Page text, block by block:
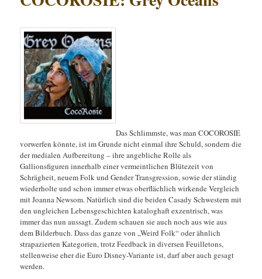
Das Schlimmste, was man COCOROSIE
vorwerfen könnte, ist im Grunde nicht einmal ihre Schuld, sondern die
der medialen Aufbereitung – ihre angebliche Rolle als
Gallionsfiguren innerhalb einer vermeintlichen Blütezeit von
Schrägheit, neuem Folk und Gender Transgression, sowie der ständig
wiederholte und schon immer etwas oberflächlich wirkende Vergleich
mit Joanna Newsom. Natürlich sind die beiden Casady Schwestern mit
den ungleichen Lebensgeschichten kataloghaft exzentrisch, was
immer das nun aussagt. Zudem schauen sie auch noch aus wie aus
dem Bilderbuch.Dass das ganze von „Weird Folk“ oder ähnlich
strapazierten Kategorien, trotz Feedback in diversen Feuilletons,
stellenweise eher die Euro Disney-Variante ist, darf aber auch gesagt
werden.